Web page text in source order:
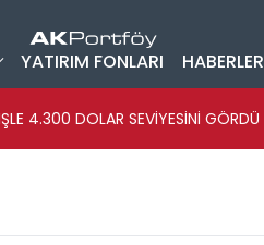
YATIRIM FONLARI HABERLER
4.300 DOLAR SEVİYESİNİ GÖRDÜ